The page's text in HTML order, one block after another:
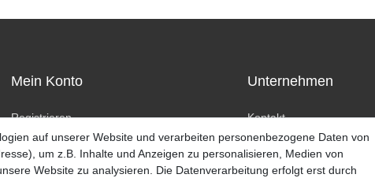
Mein Konto
Registrieren
Anmelden
Unternehmen
Kontakt
Datenschutzerklärung
AGB Kundeninformationen
Impressum
auf unserer Website und verarbeiten personenbezogene Daten von
um z.B. Inhalte und Anzeigen zu personalisieren, Medien von
Website zu analysieren. Die Datenverarbeitung erfolgt erst durch